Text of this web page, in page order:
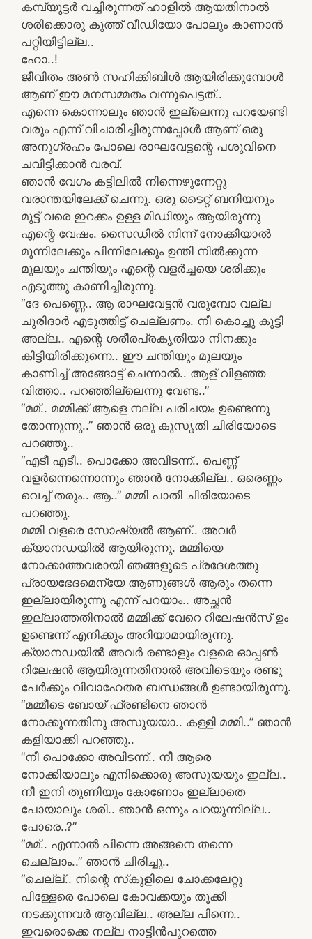
കമ്പ്യൂട്ടർ വച്ചിരുന്നത്‌ ഹാളില്‍ ആയതിനാല്‍
ശരിക്കൊരു കുത്ത് വീഡിയോ പോലും കാണാന്‍
പറ്റിയിട്ടില്ല..
ഹോ..!
ജീവിതം അണ്‍ സഹിക്കിബിള്‍ ആയിരിക്കുമ്പോള്‍
ആണ്‌ ഈ മനസമ്മതം വന്നുപെട്ടത്‌..
എന്നെ കൊന്നാലും ഞാന്‍ ഇല്ലെന്നു പറയേണ്ടി
വരും എന്ന്‌ വിചാരിച്ചിരുന്നപ്പോള്‍ ആണ്‌ ഒരു
അനുഗ്രഹം പോലെ രാഘവേട്ടന്റെ പശുവിനെ
ചവിട്ടിക്കാന്‍ വരവ്‌.
ഞാന്‍ വേഗം കട്ടിലില്‍ നിന്നെഴുന്നേറ്റു
വരാന്തയിലേക്ക്‌ ചെന്നു. ഒരു ടൈറ്റ് ബനിയനും
മുട്ട്‌ വരെ ഇറക്കം ഉള്ള മിഡിയും ആയിരുന്നു
എന്റെ വേഷം. സൈഡില്‍ നിന്ന്‌ നോക്കിയാല്‍
മുന്നിലേക്കും പിന്നിലേക്കും ഉന്തി നില്‍ക്കുന്ന
മുലയും ചന്തിയും എന്റെ വളര്‍ച്ചയെ ശരിക്കും
എടുത്തു കാണിച്ചിരുന്നു.
“ദേ പെണ്ണെ.. ആ രാഘവേട്ടന്‍ വരുമ്പോ വല്ല
ചുരിദാര്‍ എടുത്തിട്ട്‌ ചെല്ലണം. നീ കൊച്ചു കുട്ടി
അല്ല.. എന്റെ ശരീരപ്രകൃതിയാ നിനക്കും
കിട്ടിയിരിക്കുന്നെ.. ഈ ചന്തിയും മുലയും
കാണിച്ച് അങ്ങോട്ട്‌ ചെന്നാല്‍.. ആള്‌ വിളഞ്ഞ
വിത്താ.. പറഞ്ഞില്ലെന്നു വേണ്ട..”
“മമ്‌.. മമ്മിക്ക്‌ ആളെ നല്ല പരിചയം ഉണ്ടെന്നു
തോന്നുന്നു..” ഞാന്‍ ഒരു കുസൃതി ചിരിയോടെ
പറഞ്ഞു..
“എടീ എടീ.. പൊക്കോ അവിടന്ന്‌.. പെണ്ണ്‌
വളര്‍ന്നെന്നൊന്നും ഞാന്‍ നോക്കില്ല.. ഒരെണ്ണം
വെച്ച് തരും.. ആ..” മമ്മി പാതി ചിരിയോടെ
പറഞ്ഞു.
മമ്മി വളരെ സോഷ്യല്‍ ആണ്‌.. അവർ
ക്യാനഡയില്‍ ആയിരുന്നു. മമ്മിയെ
നോക്കാത്തവരായി ഞങ്ങളുടെ പ്രദേശത്തു
പ്രായഭേദമെന്യേ ആണുങ്ങള്‍ ആരും തന്നെ
ഇല്ലായിരുന്നു എന്ന്‌ പറയാം.. അച്ഛന്‍
ഇല്ലാത്തതിനാല്‍ മമ്മിക്ക്‌ വേറെ റിലേഷന്‍സ്‌ ഉം
ഉണ്ടെന്ന്‌ എനിക്കും അറിയാമായിരുന്നു.
ക്യാനഡയില്‍ അവര്‍ രണ്ടാളും വളരെ ഓപ്പണ്‍
റിലേഷന്‍ ആയിരുന്നതിനാല്‍ അവിടെയും രണ്ടു
പേര്‍ക്കും വിവാഹേതര ബന്ധങ്ങള്‍ ഉണ്ടായിരുന്നു.
“മമ്മീടെ ബോയ്‌ ഫ്രണ്ടിനെ ഞാന്‍
നോക്കുന്നതിനു അസുയയാ.. കള്ളി മമ്മി..” ഞാന്‍
കളിയാക്കി പറഞ്ഞു..
“നീ പൊക്കോ അവിടന്ന്‌.. നീ ആരെ
നോക്കിയാലും എനിക്കൊരു അസുയയും ഇല്ല..
നീ ഇനി തുണിയും കോണോം ഇല്ലാതെ
പോയാലും ശരി.. ഞാന്‍ ഒന്നും പറയുന്നില്ല..
പോരെ..?”
“മമ്‌.. എന്നാല്‍ പിന്നെ അങ്ങനെ തന്നെ
ചെല്ലാം..” ഞാന്‍ ചിരിച്ചു..
“ചെല്ല്‌.. നിന്റെ സ്‌കൂളിലെ ചോക്കലേറ്റു
പിള്ളേരെ പോലെ കോവക്കയും തൂക്കി
നടക്കുന്നവര്‍ ആവില്ല.. അല്ല പിന്നെ..
ഇവരൊക്കെ നല്ല നാട്ടിന്‍പുറത്തെ